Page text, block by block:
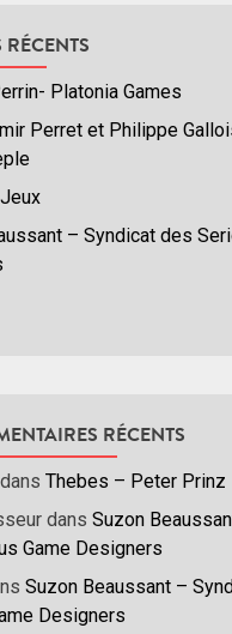
Platonia Games
Perret et Philippe
– Syndicat des
RÉCENTS
dans Thebes – Peter Prinz
dans Suzon
Game Designers
Suzon Beaussant –
Designers